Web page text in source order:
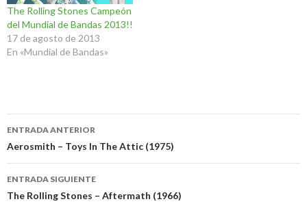
es…
The Rolling Stones Campeón
del Mundial de Bandas 2013!!
17 de agosto de 2013
En «Mundial de Bandas»
Navegación
de
entradas
ENTRADA ANTERIOR
Aerosmith – Toys In The Attic (1975)
ENTRADA SIGUIENTE
The Rolling Stones – Aftermath (1966)